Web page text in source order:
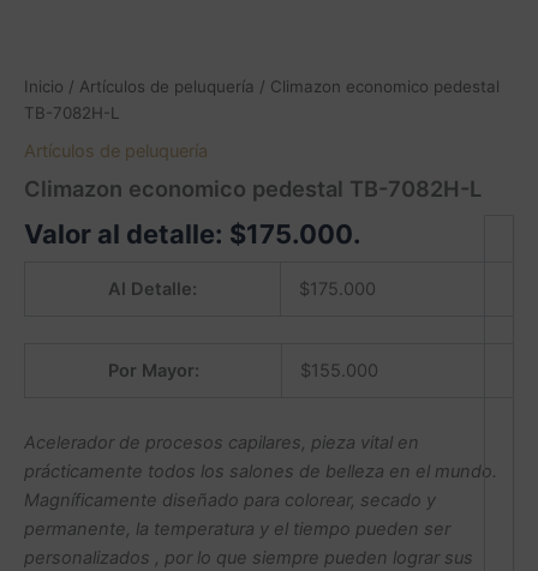
Inicio / Artículos de peluquería / Climazon economico pedestal
TB-7082H-L
Artículos de peluquería
Climazon economico pedestal TB-7082H-L
Valor al detalle: $175.000.
Al Detalle: $175.000
Por Mayor: $155.000
Acelerador de procesos capilares, pieza vital en
prácticamente todos los salones de belleza en el mundo.
Magníficamente diseñado para colorear, secado y
permanente, la temperatura y el tiempo pueden ser
personalizados , por lo que siempre pueden lograr sus